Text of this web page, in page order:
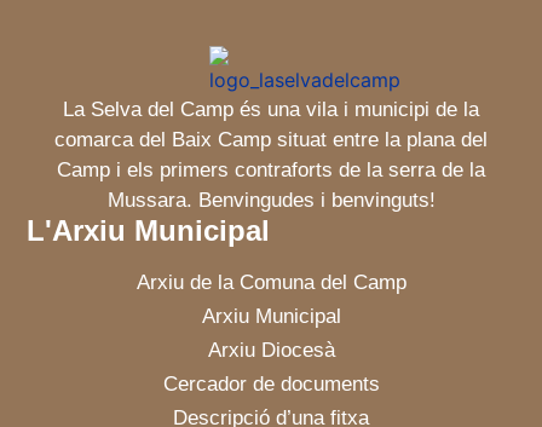
La Selva del Camp és una vila i municipi de la
comarca del Baix Camp situat entre la plana del
Camp i els primers contraforts de la serra de la
Mussara. Benvingudes i benvinguts!
L'Arxiu Municipal
Arxiu de la Comuna del Camp
Arxiu Municipal
Arxiu Diocesà
Cercador de documents
Descripció d’una fitxa